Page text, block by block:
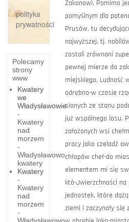
polityka
prywatności
Polecamy
strony
www
Kwatery
we
Władysławowie
-
Kwatery
nad
morzem
-
Władysławowo
kwatery
Kwatery
-
Kwatery
nad
morzem
-
Władysławowo